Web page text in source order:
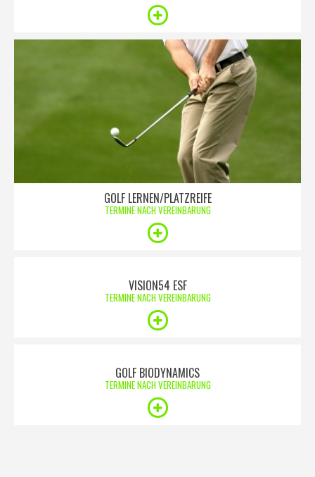
GOLF LERNEN/PLATZREIFE
TERMINE NACH VEREINBARUNG
VISION54 ESF
TERMINE NACH VEREINBARUNG
GOLF BIODYNAMICS
TERMINE NACH VEREINBARUNG